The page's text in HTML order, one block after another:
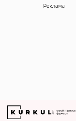
Реклама